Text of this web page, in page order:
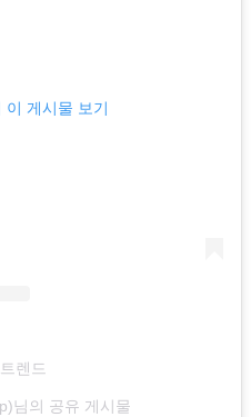
게시물 보기
렌드
님의 공유 게시물